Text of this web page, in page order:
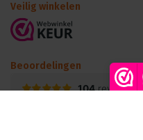
Veilig winkelen
Beoordelingen